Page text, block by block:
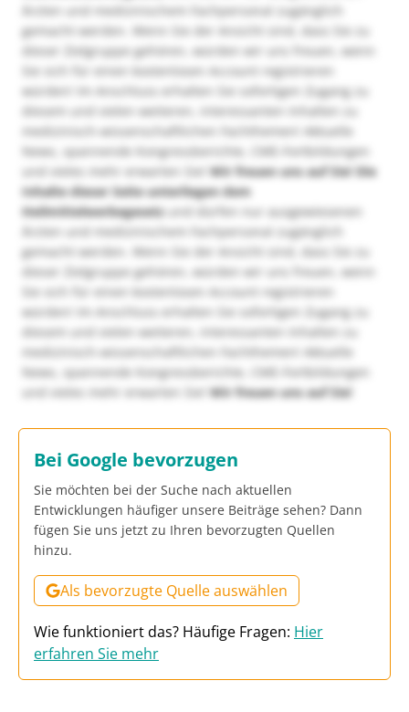
Ärzten und medizinischem Fachpersonal zugänglich
gemacht werden. Wenn Sie der Ansicht sind, dass Sie zu
dieser Zielgruppe gehören, würden wir uns freuen, wenn
Sie sich für einen kostenlosen Account registrieren
würden! Im Anschluss erhalten Sie sofortigen Zugang zu
diesem und vielen weiteren, interessanten Inhalten zu
medizinisch-wissenschaftlichen Fachthemen! Aktuelle
News, spannende Kongressberichte, CME-Fortbildungen
und vieles mehr erwarten Sie!Wir freuen uns auf Sie! Die
Inhalte dieser Seite unterliegen dem
Heilmittelwerbegesetzund dürfen nur ausgewiesenen
Ärzten und medizinischem Fachpersonal zugänglich
gemacht werden. Wenn Sie der Ansicht sind, dass Sie zu
dieser Zielgruppe gehören, würden wir uns freuen, wenn
Sie sich für einen kostenlosen Account registrieren
würden! Im Anschluss erhalten Sie sofortigen Zugang zu
diesem und vielen weiteren, interessanten Inhalten zu
medizinisch-wissenschaftlichen Fachthemen! Aktuelle
News, spannende Kongressberichte, CME-Fortbildungen
und vieles mehr erwarten Sie!Wir freuen uns auf Sie!
Bei Google bevorzugen
Sie möchten bei der Suche nach aktuellen
Entwicklungen häufiger unsere Beiträge sehen? Dann
fügen Sie uns jetzt zu Ihren bevorzugten Quellen
hinzu.
Als bevorzugte Quelle auswählen
Wie funktioniert das? Häufige Fragen: Hier
erfahren Sie mehr